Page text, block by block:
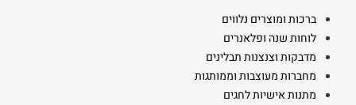
ברכות ומוצרים נלווים
לוחות שנה ופלאנרים
מדבקות וצנצנות תבלינים
מחברות מעוצבות וממותגות
מתנות אישיות לחגים